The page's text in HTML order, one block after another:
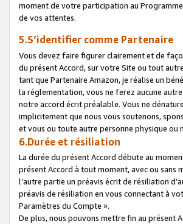
moment de votre participation au
de vos attentes.
5.S’identifier comme Partenaire
Vous devez faire figurer clairement et de
du présent Accord, sur votre Site ou tout
tant que Partenaire Amazon, je réalise un
la réglementation, vous ne ferez aucune
notre accord écrit préalable. Vous ne
implicitement que nous vous soutenons,
et vous ou toute autre personne physique ou
6.Durée et résiliation
La durée du présent Accord débute au
présent Accord à tout moment, avec ou sans
l’autre partie un préavis écrit de résiliation
préavis de résiliation en vous connectant à
Paramètres du Compte ».
De plus, nous pouvons mettre fin au présent